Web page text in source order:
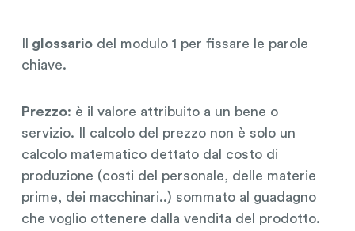
glossariodel modulo 1 per fissare le parole
chiave.
Prezzo: è il valore attribuito a un bene o
servizio. Il calcolo del prezzo non è solo un
calcolo matematico dettato dal costo di
produzione (costi del personale, delle materie
prime, dei macchinari..) sommato al guadagno
che voglio ottenere dalla vendita del prodotto.